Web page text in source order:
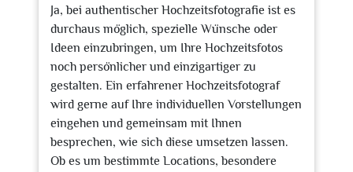
Ja, bei authentischer Hochzeitsfotografie ist es
durchaus möglich, spezielle Wünsche oder
Ideen einzubringen, um Ihre Hochzeitsfotos
noch persönlicher und einzigartiger zu
gestalten. Ein erfahrener Hochzeitsfotograf
wird gerne auf Ihre individuellen Vorstellungen
eingehen und gemeinsam mit Ihnen
besprechen, wie sich diese umsetzen lassen.
Ob es um bestimmte Locations, besondere